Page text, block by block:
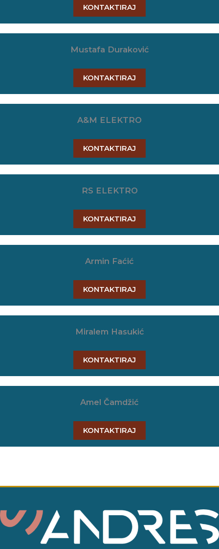
KONTAKTIRAJ
Mustafa Duraković
KONTAKTIRAJ
A&M ELEKTRO
KONTAKTIRAJ
RS ELEKTRO
KONTAKTIRAJ
Armin Faćić
KONTAKTIRAJ
Miralem Hasukić
KONTAKTIRAJ
Amel Čamdžić
KONTAKTIRAJ